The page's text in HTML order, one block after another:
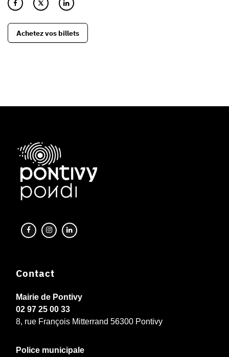
Achetez vos billets
Contact
Mairie de Pontivy
02 97 25 00 33
8, rue François Mitterrand 56300 Pontivy
Police municipale